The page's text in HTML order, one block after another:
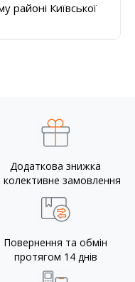
районі Київської
Додаткова знижка
колективне замовлення
Повернення та обмін
протягом 14 днів